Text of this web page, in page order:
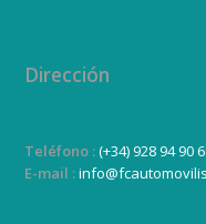
Dirección
Teléfono :(+34) 928 94 90
E-mail :